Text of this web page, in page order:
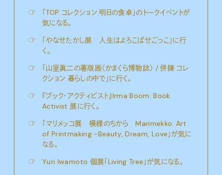
☞
「TOP コレクション 明日の食卓」のトークイベントが
気になる。
☞
「やなせたかし展 人生はよろこばせごっこ」に行
く。
☞
「山室眞二の薯版画〈かまくら博物誌〉 / 併陳 コレ
クション 暮らしの中で」に行く。
☞
『ブック・アクティビスト』Irma Boom: Book
Activist 展に行く。
☞
「マリメッコ展 模様のちから Marimekko: Art
of Printmaking -Beauty, Dream, Love」が気に
なる。
☞
Yuri Iwamoto 個展「Living Tree」が気になる。